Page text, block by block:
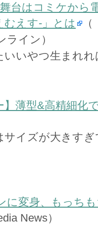
舞台はコミケから
むえす-」とは
（
イン）
いいやつ生まれ
】薄型&高精細化
サイズが大きす
に変身、もっち
News）